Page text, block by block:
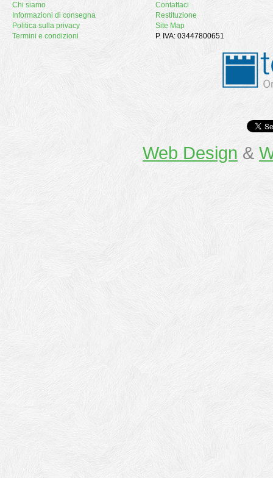
Chi siamo
Informazioni di consegna
Politica sulla privacy
Termini e condizioni
Contattaci
Restituzione
Site Map
P. IVA: 03447800651
Web Design &